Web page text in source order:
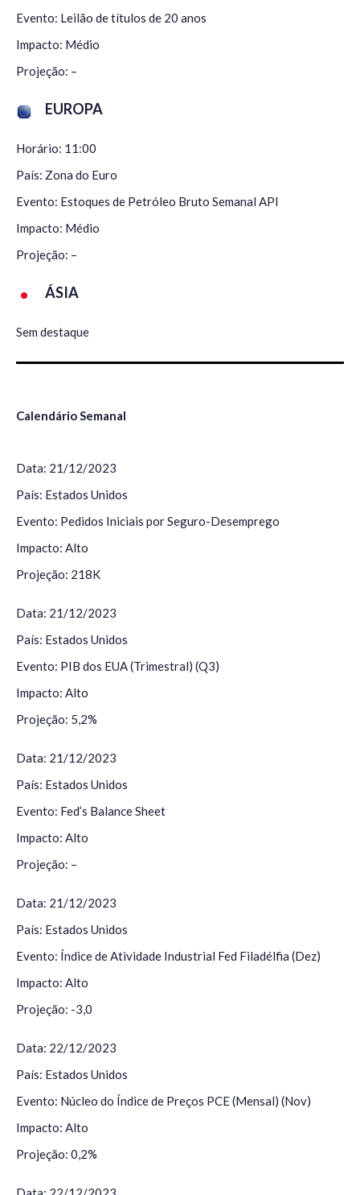
Evento: Leilão de títulos de 20 anos
Impacto: Médio
Projeção: –
EUROPA
Horário: 11:00
País: Zona do Euro
Evento: Estoques de Petróleo Bruto Semanal API
Impacto: Médio
Projeção: –
ÁSIA
Sem destaque
Calendário Semanal
Data: 21/12/2023
País: Estados Unidos
Evento: Pedidos Iniciais por Seguro-Desemprego
Impacto: Alto
Projeção: 218K
Data: 21/12/2023
País: Estados Unidos
Evento: PIB dos EUA (Trimestral) (Q3)
Impacto: Alto
Projeção: 5,2%
Data: 21/12/2023
País: Estados Unidos
Evento: Fed’s Balance Sheet
Impacto: Alto
Projeção: –
Data: 21/12/2023
País: Estados Unidos
Evento: Índice de Atividade Industrial Fed Filadélfia (Dez)
Impacto: Alto
Projeção: -3,0
Data: 22/12/2023
País: Estados Unidos
Evento: Núcleo do Índice de Preços PCE (Mensal) (Nov)
Impacto: Alto
Projeção: 0,2%